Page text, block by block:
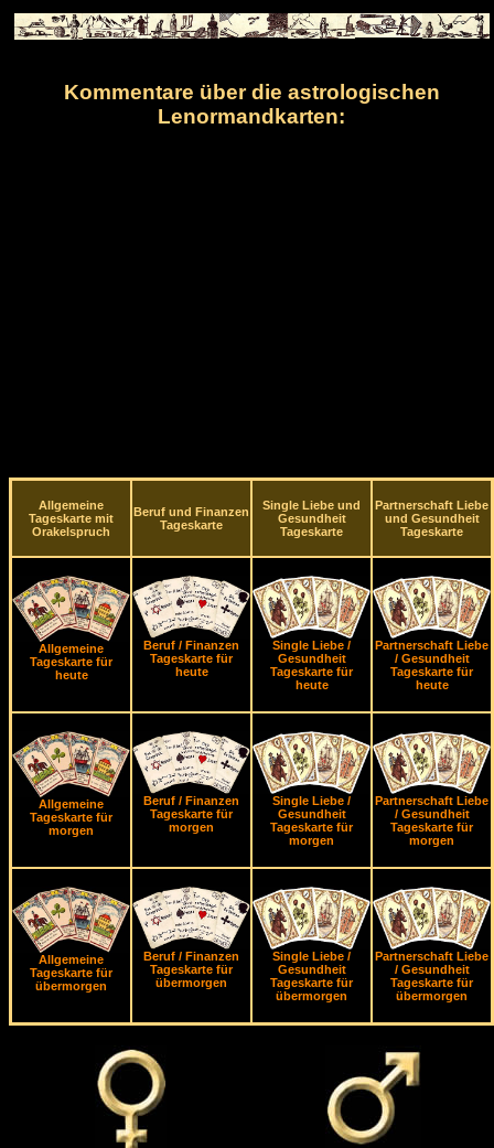
Kommentare über die astrologischen
Lenormandkarten:
Allgemeine
Tageskarte mit
Orakelspruch
Beruf und Finanzen
Tageskarte
Single Liebe und
Gesundheit
Tageskarte
Partnerschaft Liebe
und Gesundheit
Tageskarte
Allgemeine
Tageskarte für
heute
Beruf / Finanzen
Tageskarte für
heute
Single Liebe /
Gesundheit
Tageskarte für
heute
Partnerschaft Liebe
/ Gesundheit
Tageskarte für
heute
Allgemeine
Tageskarte für
morgen
Beruf / Finanzen
Tageskarte für
morgen
Single Liebe /
Gesundheit
Tageskarte für
morgen
Partnerschaft Liebe
/ Gesundheit
Tageskarte für
morgen
Allgemeine
Tageskarte für
übermorgen
Beruf / Finanzen
Tageskarte für
übermorgen
Single Liebe /
Gesundheit
Tageskarte für
übermorgen
Partnerschaft Liebe
/ Gesundheit
Tageskarte für
übermorgen